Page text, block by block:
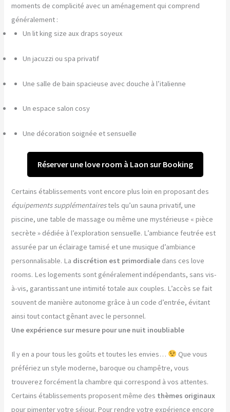
moments de complicité avec un aménagement qui comprend
généralement :
Un lit king size aux draps soyeux
Un jacuzzi ou spa privatif
Une salle de bain spacieuse avec douche à l’italienne
Un espace salon cosy
Une décoration soignée et sensuelle
Réserver une love room à Laon sur Booking
Certains établissements vont encore plus loin en proposant des
équipements supplémentairestels qu’un sauna privatif, une
piscine, une table de massage ou même une mystérieuse « pièce
secrète » dédiée à l’exploration sensuelle. L’ambiance feutrée est
assurée par un éclairage tamisé et une musique d’ambiance
personnalisable. La discrétion est primordiale dans ces love
rooms. Les logements sont généralement indépendants, sans vis-
à-vis, garantissant une intimité totale aux couples. L’accès se fait
souvent de manière autonome grâce à un code d’entrée, évitant
ainsi tout contact gênant avec le personnel.
Une expérience sur mesure pour une nuit inoubliable
Il y en a pour tous les goûts et toutes les envies…
Que vous
préfériez un style moderne, baroque ou champêtre, vous
trouverez forcément la chambre qui correspond à vos attentes.
Certains établissements proposent même des thèmes originaux
pour pimenter votre séjour. Pour rendre votre expérience encore